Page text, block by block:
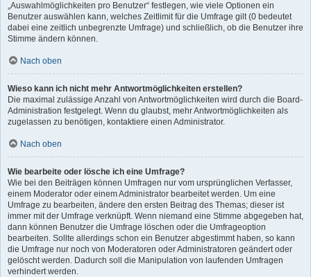
„Auswahlmöglichkeiten pro Benutzer“ festlegen, wie viele Optionen ein
Benutzer auswählen kann, welches Zeitlimit für die Umfrage gilt (0 bedeutet
dabei eine zeitlich unbegrenzte Umfrage) und schließlich, ob die Benutzer ihre
Stimme ändern können.
Nach oben
Wieso kann ich nicht mehr Antwortmöglichkeiten erstellen?
Die maximal zulässige Anzahl von Antwortmöglichkeiten wird durch die Board-
Administration festgelegt. Wenn du glaubst, mehr Antwortmöglichkeiten als
zugelassen zu benötigen, kontaktiere einen Administrator.
Nach oben
Wie bearbeite oder lösche ich eine Umfrage?
Wie bei den Beiträgen können Umfragen nur vom ursprünglichen Verfasser,
einem Moderator oder einem Administrator bearbeitet werden. Um eine
Umfrage zu bearbeiten, ändere den ersten Beitrag des Themas; dieser ist
immer mit der Umfrage verknüpft. Wenn niemand eine Stimme abgegeben hat,
dann können Benutzer die Umfrage löschen oder die Umfrageoption
bearbeiten. Sollte allerdings schon ein Benutzer abgestimmt haben, so kann
die Umfrage nur noch von Moderatoren oder Administratoren geändert oder
gelöscht werden. Dadurch soll die Manipulation von laufenden Umfragen
verhindert werden.